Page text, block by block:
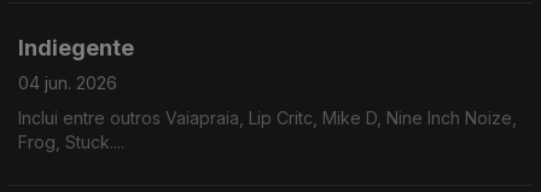
Indiegente
04 jun. 2026
Inclui entre outros Vaiapraia, Lip Critc, Mike D, Nine Inch Noize,
Frog, Stuck....